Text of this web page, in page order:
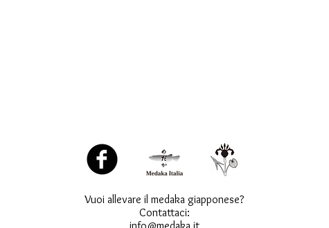
Vuoi allevare il medaka giapponese?
Contattaci: